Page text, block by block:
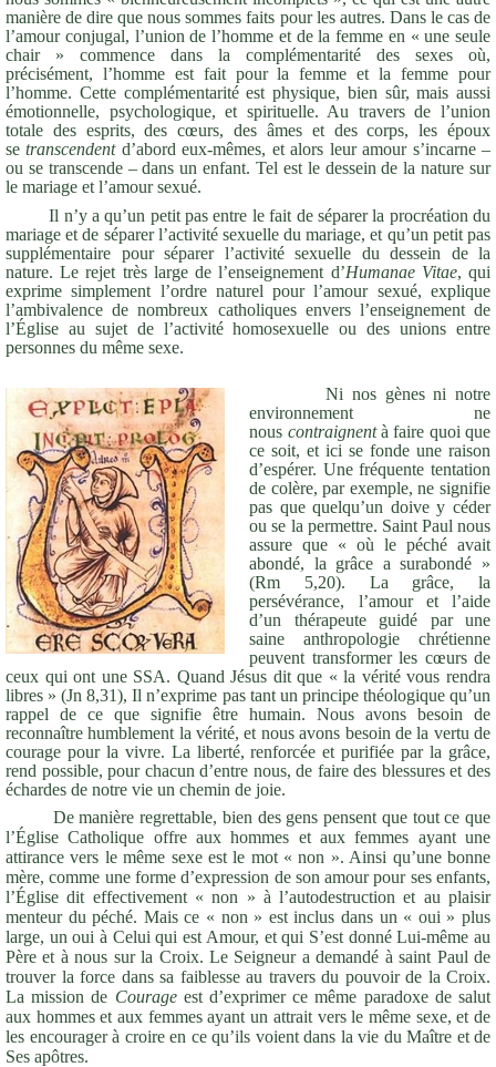
manière de dire que nous sommes faits pour les autres. Dans le cas de
l’amour conjugal, l’union de l’homme et de la femme en « une seule
chair » commence dans la complémentarité des sexes où,
précisément, l’homme est fait pour la femme et la femme pour
l’homme. Cette complémentarité est physique, bien sûr, mais aussi
émotionnelle, psychologique, et spirituelle. Au travers de l’union
totale des esprits, des cœurs, des âmes et des corps, les époux
setranscendent d’abord eux-mêmes, et alors leur amour s’incarne –
ou se transcende – dans un enfant. Tel est le dessein de la nature sur
le mariage et l’amour sexué.
Il n’y a qu’un petit pas entre le fait de séparer la procréation du
mariage et de séparer l’activité sexuelle du mariage, et qu’un petit pas
supplémentaire pour séparer l’activité sexuelle du dessein de la
nature. Le rejet très large de l’enseignement d’Humanae Vitae, qui
exprime simplement l’ordre naturel pour l’amour sexué, explique
l’ambivalence de nombreux catholiques envers l’enseignement de
l’Église au sujet de l’activité homosexuelle ou des unions entre
personnes du même sexe.
Ni nos gènes ni notre
environnement ne
nous contraignentà faire quoi que
ce soit, et ici se fonde une raison
d’espérer. Une fréquente tentation
de colère, par exemple, ne signifie
pas que quelqu’un doive y céder
ou se la permettre. Saint Paul nous
assure que « où le péché avait
abondé, la grâce a surabondé »
(Rm 5,20). La grâce, la
persévérance, l’amour et l’aide
d’un thérapeute guidé par une
saine anthropologie chrétienne
peuvent transformer les cœurs de
ceux qui ont une SSA. Quand Jésus dit que « la vérité vous rendra
libres » (Jn 8,31), Il n’exprime pas tant un principe théologique qu’un
rappel de ce que signifie être humain. Nous avons besoin de
reconnaître humblement la vérité, et nous avons besoin de la vertu de
courage pour la vivre. La liberté, renforcée et purifiée par la grâce,
rend possible, pour chacun d’entre nous, de faire des blessures et des
échardes de notre vie un chemin de joie.
De manière regrettable, bien des gens pensent que tout ce que
l’Église Catholique offre aux hommes et aux femmes ayant une
attirance vers le même sexe est le mot « non ». Ainsi qu’une bonne
mère, comme une forme d’expression de son amour pour ses enfants,
l’Église dit effectivement « non » à l’autodestruction et au plaisir
menteur du péché. Mais ce « non » est inclus dans un « oui » plus
large, un oui à Celui qui est Amour, et qui S’est donné Lui-même au
Père et à nous sur la Croix. Le Seigneur a demandé à saint Paul de
trouver la force dans sa faiblesse au travers du pouvoir de la Croix.
La mission de Courage est d’exprimer ce même paradoxe de salut
aux hommes et aux femmes ayant un attrait vers le même sexe, et de
les encourager à croire en ce qu’ils voient dans la vie du Maître et de
Ses apôtres.